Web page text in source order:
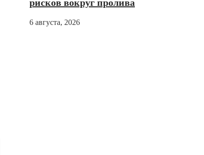
рисков вокруг пролива
6 августа, 2026